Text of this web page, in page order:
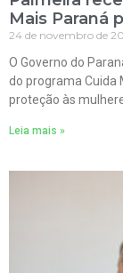
Mais Paraná
24 de novembro de
O Governo do
do programa Cuida
proteção às
Leia mais »